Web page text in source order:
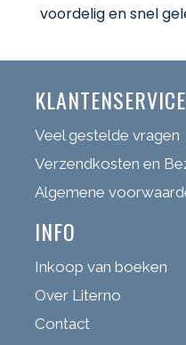
voordelig en snel
KLANTENSERVICE
Veel gestelde vragen
Verzendkosten en
Algemene
INFO
Inkoop van boeken
Over Literno
Contact